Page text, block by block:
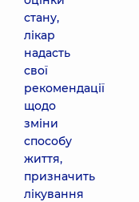
стану,
лікар
надасть
свої
рекомендації
щодо
зміни
способу
життя,
призначить
лікування